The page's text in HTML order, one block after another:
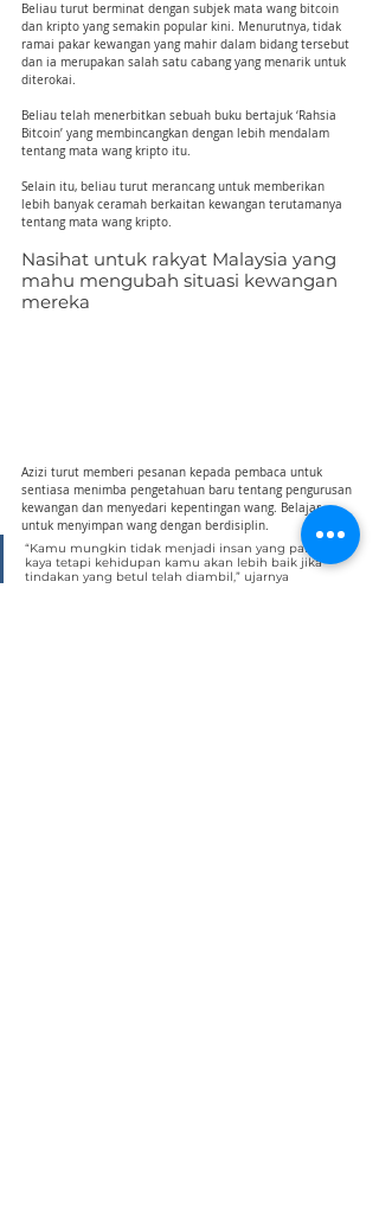
Beliau turut berminat dengan subjek mata wang bitcoin
dan kripto yang semakin popular kini. Menurutnya, tidak
ramai pakar kewangan yang mahir dalam bidang tersebut
dan ia merupakan salah satu cabang yang menarik untuk
diterokai.
Beliau telah menerbitkan sebuah buku bertajuk ‘Rahsia
Bitcoin’ yang membincangkan dengan lebih mendalam
tentang mata wang kripto itu.
Selain itu, beliau turut merancang untuk memberikan
lebih banyak ceramah berkaitan kewangan terutamanya
tentang mata wang kripto.
Nasihat untuk rakyat Malaysia yang
mahu mengubah situasi kewangan
mereka
Azizi turut memberi pesanan kepada pembaca untuk
sentiasa menimba pengetahuan baru tentang pengurusan
kewangan dan menyedari kepentingan wang. Belajar
untuk menyimpan wang dengan berdisiplin.
“Kamu mungkin tidak menjadi insan yang paling
kaya tetapi kehidupan kamu akan lebih baik jika
tindakan yang betul telah diambil,” ujarnya